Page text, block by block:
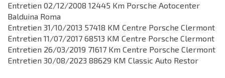
Entretien 02/12/2008 12445 Km Porsche Aotocenter
Balduina Roma
Entretien 31/10/2013 57418 KM Centre Porsche Clermont
Entretien 11/07/2017 68513 KM Centre Porsche Clermont
Entretien 26/03/2019 71617 Km Centre Porsche Clermont
Entretien 30/08/2023 88629 KM Classic Auto Restor